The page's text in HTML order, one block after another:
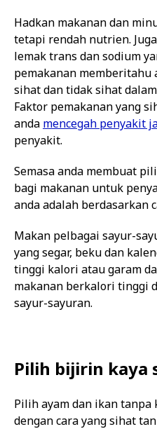
Hadkan makanan dan
tetapi rendah nutrien.
lemak trans dan sodium
pemakanan
sihat dan tidak sihat
Faktor pemakanan yang
anda mencegah penyakit
penyakit.
Semasa anda membuat
bagi makanan untuk
anda adalah berdasarkan
Makan pelbagai sayur-
yang segar, beku dan
tinggi kalori atau garam
makanan berkalori tinggi
sayur-sayuran.
Pilih bijirin kaya
Pilih ayam dan ikan
dengan cara yang sihat